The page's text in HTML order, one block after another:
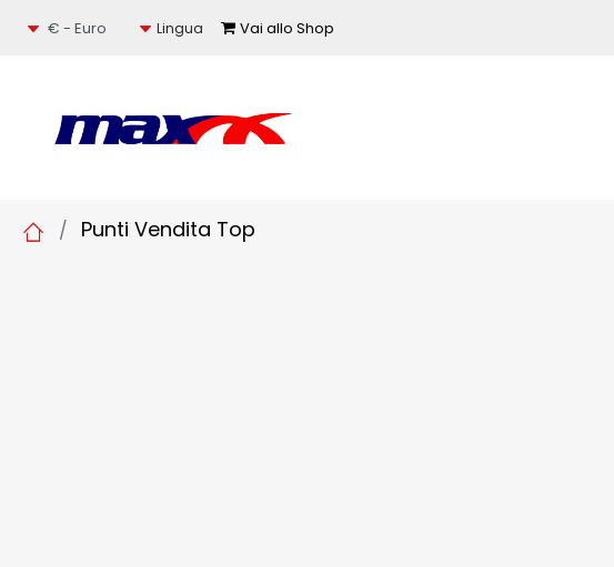
Seleziona una valuta
Lingua Vai allo Shop
Punti Vendita Top